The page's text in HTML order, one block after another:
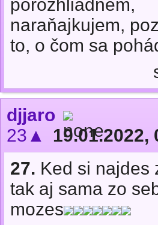
porozhliadnem,
naraňajkujem,
to, o čom sa
djjaro
23▲
19.01.2022,
27. Ked si najdes
tak aj sama zo
mozes